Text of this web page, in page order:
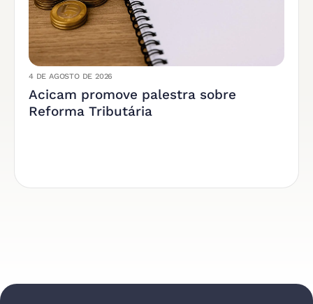
4 DE AGOSTO DE 2026
Acicam promove palestra sobre
Reforma Tributária